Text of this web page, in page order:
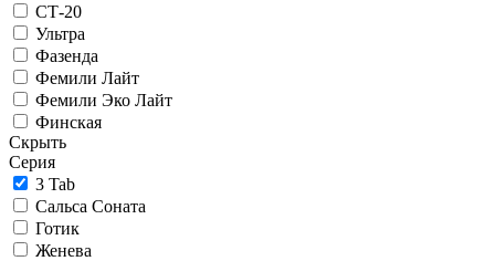
СТ-20
Ультра
Фазенда
Фемили Лайт
Фемили Эко Лайт
Финская
Скрыть
Серия
3 Tab
Сальса Соната
Готик
Женева